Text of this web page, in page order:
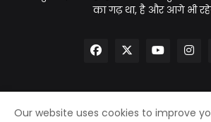
का गढ़ था, है और आगे भी
Home About Us Contact Us
Our website uses cookies to improve